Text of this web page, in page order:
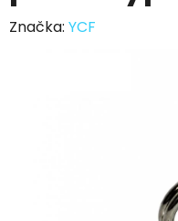
Značka: YCF